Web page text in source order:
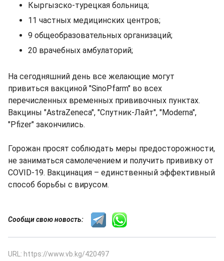
Кыргызско-турецкая больница;
11 частных медицинских центров;
9 общеобразовательных организаций;
20 врачебных амбулаторий;
На сегодняшний день все желающие могут
привиться вакциной "SinoPfarm" во всех
перечисленных временных прививочных пунктах.
Вакцины "AstraZeneca", "Спутник-Лайт", "Moderna",
"Pfizer" закончились.
Горожан просят соблюдать меры предосторожности,
не заниматься самолечением и получить прививку от
COVID-19. Вакцинация – единственный эффективный
способ борьбы с вирусом.
Сообщи свою новость:
URL: https://www.vb.kg/420497